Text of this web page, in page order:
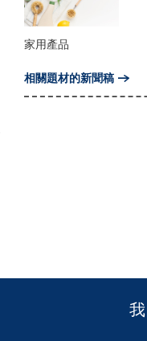
家用產品
相關題材的新聞稿